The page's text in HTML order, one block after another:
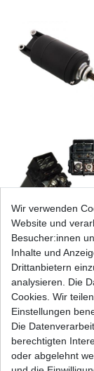
Wir verwenden
Website und
Besucher:innen
Inhalte und
Drittanbietern
analysieren. Die
Cookies. Wir
Einstellungen
Die
berechtigten
oder abgelehnt